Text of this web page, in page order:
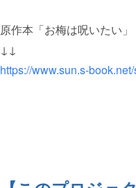
原作本「お梅は呪いたい
↓↓
https://www.sun.s-